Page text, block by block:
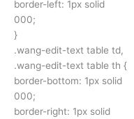
border-left: 1px solid
000;
}
.wang-edit-text table td,
.wang-edit-text table th {
border-bottom: 1px solid
000;
border-right: 1px solid